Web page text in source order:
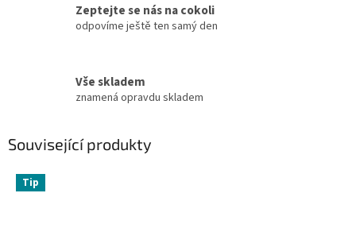
Zeptejte se nás na cokoli
odpovíme ještě ten samý den
Vše skladem
znamená opravdu skladem
Související produkty
Tip